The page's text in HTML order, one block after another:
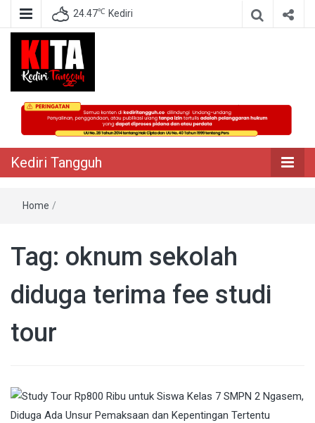
24.47℃ Kediri
Kediri Tangguh
Berita Akurat Terpercaya
Kediri Tangguh
Home /
Tag: oknum sekolah
diduga terima fee studi
tour